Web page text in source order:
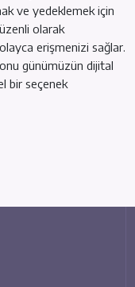
ve yedeklemek için
olarak
erişmenizi sağlar.
günümüzün dijital
bir seçenek